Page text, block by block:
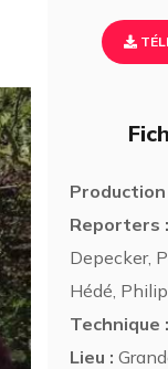
Production
Reporters :
Depecker,
Hédé,
Technique :
Lieu :